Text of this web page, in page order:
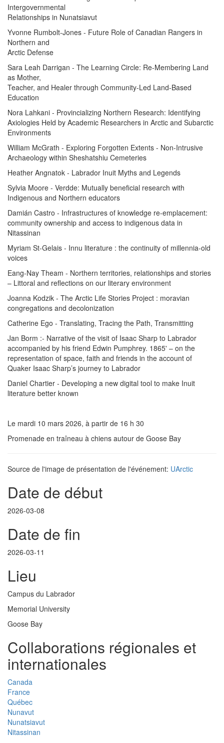
Intergovernmental
Relationships in Nunatsiavut
Yvonne Rumbolt-Jones - Future Role of Canadian Rangers in
Northern and
Arctic Defense
Sara Leah Darrigan - The Learning Circle: Re-Membering Land
as Mother,
Teacher, and Healer through Community-Led Land-Based
Education
Nora Lahkani - Provincializing Northern Research: Identifying
Axiologies Held by Academic Researchers in Arctic and Subarctic
Environments
William McGrath - Exploring Forgotten Extents - Non-Intrusive
Archaeology within Sheshatshiu Cemeteries
Heather Angnatok - Labrador Inuit Myths and Legends
Sylvia Moore - Verdde: Mutually beneficial research with
Indigenous and Northern educators
Damián Castro - Infrastructures of knowledge re-emplacement:
community ownership and access to indigenous data in
Nitassinan
Myriam St-Gelais - Innu literature : the continuity of millennia-old
voices
Eang-Nay Theam - Northern territories, relationships and stories
– Littoral and reflections on our literary environment
Joanna Kodzik - The Arctic Life Stories Project : moravian
congregations and decolonization
Catherine Ego - Translating, Tracing the Path, Transmitting
Jan Borm :- Narrative of the visit of Isaac Sharp to Labrador
accompanied by his friend Edwin Pumphrey. 1865' – on the
representation of space, faith and friends in the account of
Quaker Isaac Sharp’s journey to Labrador
Daniel Chartier - Developing a new digital tool to make Inuit
literature better known
Le mardi 10 mars 2026, à partir de 16 h 30
Promenade en traîneau à chiens autour de Goose Bay
Source de l'image de présentation de l'événement: UArctic
Date de début
2026-03-08
Date de fin
2026-03-11
Lieu
Campus du Labrador
Memorial University
Goose Bay
Collaborations régionales et
internationales
Canada
France
Québec
Nunavut
Nunatsiavut
Nitassinan